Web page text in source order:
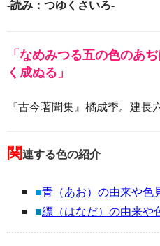
-読み：つゆくさいろ-
「なめみつる五の色のあ
く成ぬる」
『古今著聞集』橘成季。建長
関連する色の紹介
■青（あお）の由来や色
■縹（はなだ）の由来や